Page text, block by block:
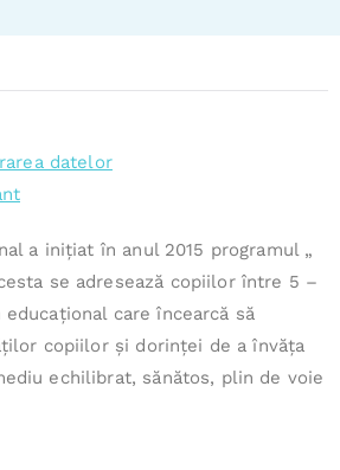
datelor
a inițiat în anul 2015 programul „
se adresează copiilor între 5 –
educaţional care încearcă să
copiilor şi dorinţei de a învăţa
echilibrat, sănătos, plin de voie